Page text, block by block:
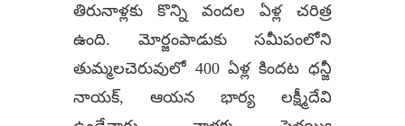
తిరునాళ్లకు కొన్ని వందల ఏళ్ల చరిత్ర
ఉంది. మోర్జంపాడుకు సమీపంలోని
తుమ్మలచెరువులో 400 ఏళ్ల కిందట ధన్జీ
నాయక్, ఆయన భార్య లక్ష్మీదేవి